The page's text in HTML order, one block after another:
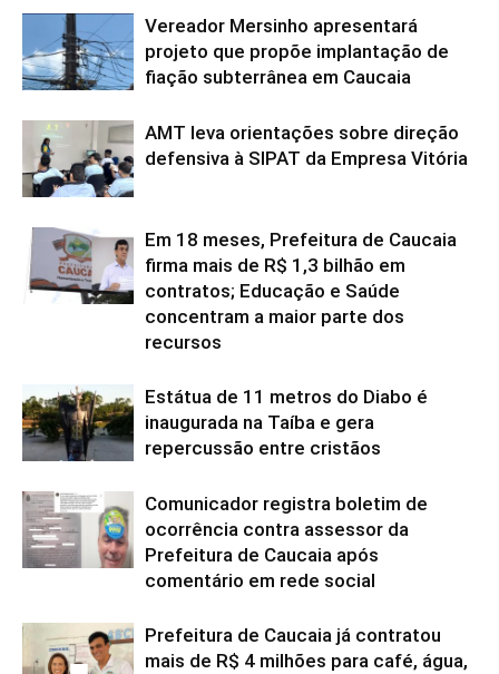
Vereador Mersinho apresentará
projeto que propõe implantação de
fiação subterrânea em Caucaia
AMT leva orientações sobre direção
defensiva à SIPAT da Empresa Vitória
Em 18 meses, Prefeitura de Caucaia
firma mais de R$ 1,3 bilhão em
contratos; Educação e Saúde
concentram a maior parte dos
recursos
Estátua de 11 metros do Diabo é
inaugurada na Taíba e gera
repercussão entre cristãos
Comunicador registra boletim de
ocorrência contra assessor da
Prefeitura de Caucaia após
comentário em rede social
Prefeitura de Caucaia já contratou
mais de R$ 4 milhões para café, água,